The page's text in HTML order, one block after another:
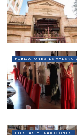
POBLACIONES DE
FIESTAS Y TRADICIONES